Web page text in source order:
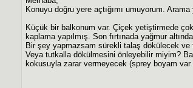
Konuyu doğru yere açtığımı umuyorum.
Küçük bir balkonum var. Çiçek yetiştirmede
kaplama yapılmış. Son fırtınada yağmur
Bir şey yapmazsam sürekli talaş dökülecek ve
Veya tutkalla dökülmesini önleyebilir miyim?
kokusuyla zarar vermeyecek (sprey boyam